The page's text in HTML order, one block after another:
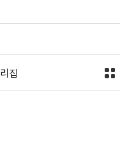
집